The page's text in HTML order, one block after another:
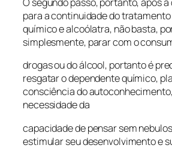
para a continuidade do
químico e alcoólatra, não basta,
simplesmente, parar com o
drogas ou do álcool, portanto é
resgatar o dependente químico,
consciência do
necessidade da
capacidade de pensar sem
estimular seu desenvolvimento e